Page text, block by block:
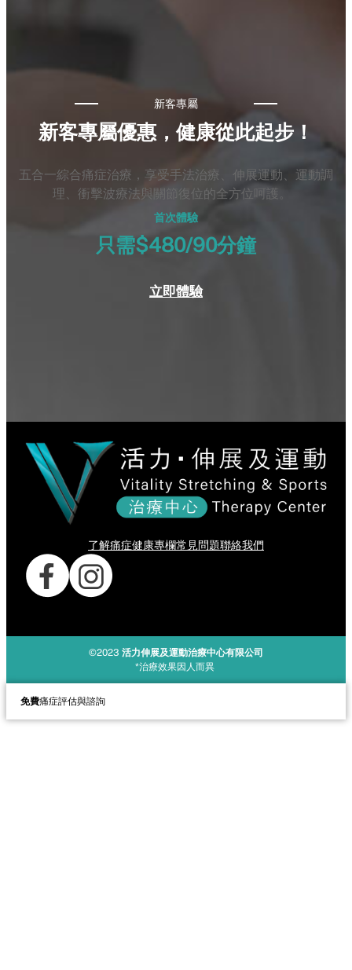
新客專屬
新客專屬優惠，健康從此起步！
五合一綜合痛症治療，享受手法治療、伸展運動、運動調
理、衝擊波療法與關節復位的全方位呵護。
首次體驗
只需$480/90分鐘
立即體驗
了解痛症健康專欄常見問題聯絡我們
©2023 活力伸展及運動治療中心有限公司
*治療效果因人而異
免費痛症評估與諮詢